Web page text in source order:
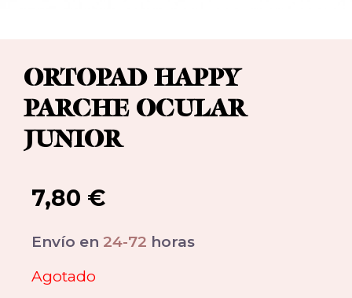
ORTOPAD HAPPY
PARCHE OCULAR
JUNIOR
7,80 €
Envío en 24-72 horas
Agotado